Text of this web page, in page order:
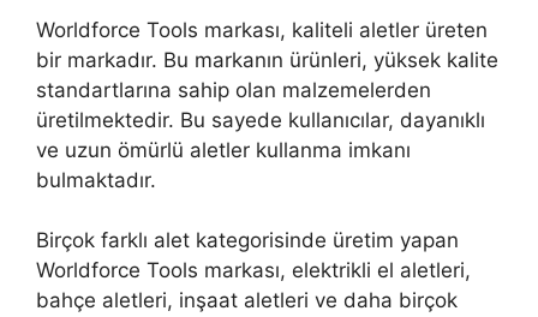
Worldforce Tools markası, kaliteli aletler üreten
bir markadır. Bu markanın ürünleri, yüksek kalite
standartlarına sahip olan malzemelerden
üretilmektedir. Bu sayede kullanıcılar, dayanıklı
ve uzun ömürlü aletler kullanma imkanı
bulmaktadır.
Birçok farklı alet kategorisinde üretim yapan
Worldforce Tools markası, elektrikli el aletleri,
bahçe aletleri, inşaat aletleri ve daha birçok